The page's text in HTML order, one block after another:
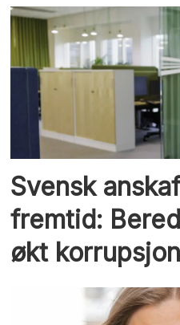
Svensk
fremtid:
økt